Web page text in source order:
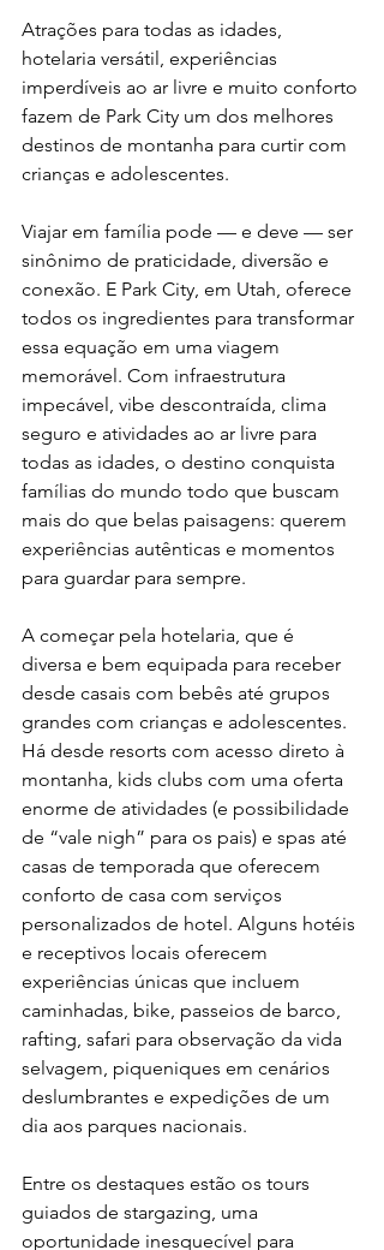
Atrações para todas as idades,
hotelaria versátil, experiências
imperdíveis ao ar livre e muito conforto
fazem de Park City um dos melhores
destinos de montanha para curtir com
crianças e adolescentes.
Viajar em família pode — e deve — ser
sinônimo de praticidade, diversão e
conexão. E Park City, em Utah, oferece
todos os ingredientes para transformar
essa equação em uma viagem
memorável. Com infraestrutura
impecável, vibe descontraída, clima
seguro e atividades ao ar livre para
todas as idades, o destino conquista
famílias do mundo todo que buscam
mais do que belas paisagens: querem
experiências autênticas e momentos
para guardar para sempre.
A começar pela hotelaria, que é
diversa e bem equipada para receber
desde casais com bebês até grupos
grandes com crianças e adolescentes.
Há desde resorts com acesso direto à
montanha, kids clubs com uma oferta
enorme de atividades (e possibilidade
de “vale nigh” para os pais) e spas até
casas de temporada que oferecem
conforto de casa com serviços
personalizados de hotel. Alguns hotéis
e receptivos locais oferecem
experiências únicas que incluem
caminhadas, bike, passeios de barco,
rafting, safari para observação da vida
selvagem, piqueniques em cenários
deslumbrantes e expedições de um
dia aos parques nacionais.
Entre os destaques estão os tours
guiados de stargazing, uma
oportunidade inesquecível para